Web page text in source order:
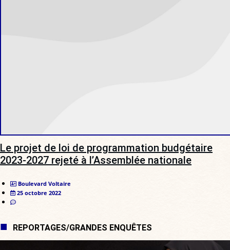
Le projet de loi de programmation budgétaire
2023-2027 rejeté à l’Assemblée nationale
Boulevard Voltaire
25 octobre 2022
REPORTAGES/GRANDES ENQUÊTES